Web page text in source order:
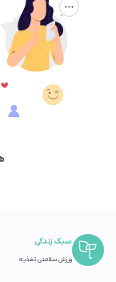
سبک زندگی
ورزش سلامتی تغذیه